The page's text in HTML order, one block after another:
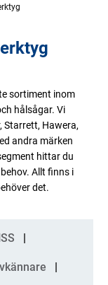
sortiment inom
hålsågar. Vi
Starrett, Hawera,
andra märken
hittar du
Allt finns i
det.